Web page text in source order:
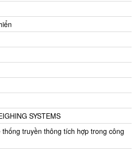
SYSTEMS
thống truyền thông tích hợp trong công